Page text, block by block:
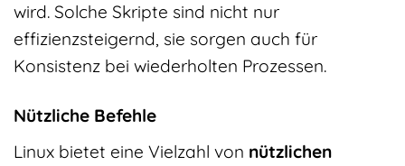
wird. Solche Skripte sind nicht nur
effizienzsteigernd, sie sorgen auch für
Konsistenz bei wiederholten Prozessen.
Nützliche Befehle
Linux bietet eine Vielzahl von nützlichen